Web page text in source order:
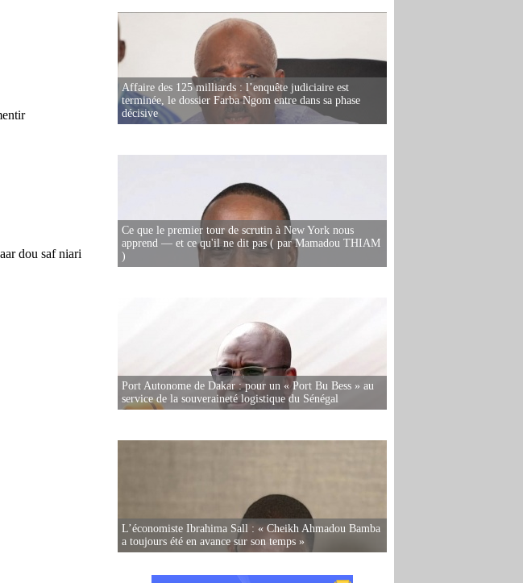
Affaire des 125 milliards : l’enquête judiciaire est
terminée, le dossier Farba Ngom entre dans sa phase
décisive
Ce que le premier tour de scrutin à New York nous
apprend — et ce qu'il ne dit pas ( par Mamadou THIAM
)
Port Autonome de Dakar : pour un « Port Bu Bess » au
service de la souveraineté logistique du Sénégal
L’économiste Ibrahima Sall : « Cheikh Ahmadou Bamba
a toujours été en avance sur son temps »